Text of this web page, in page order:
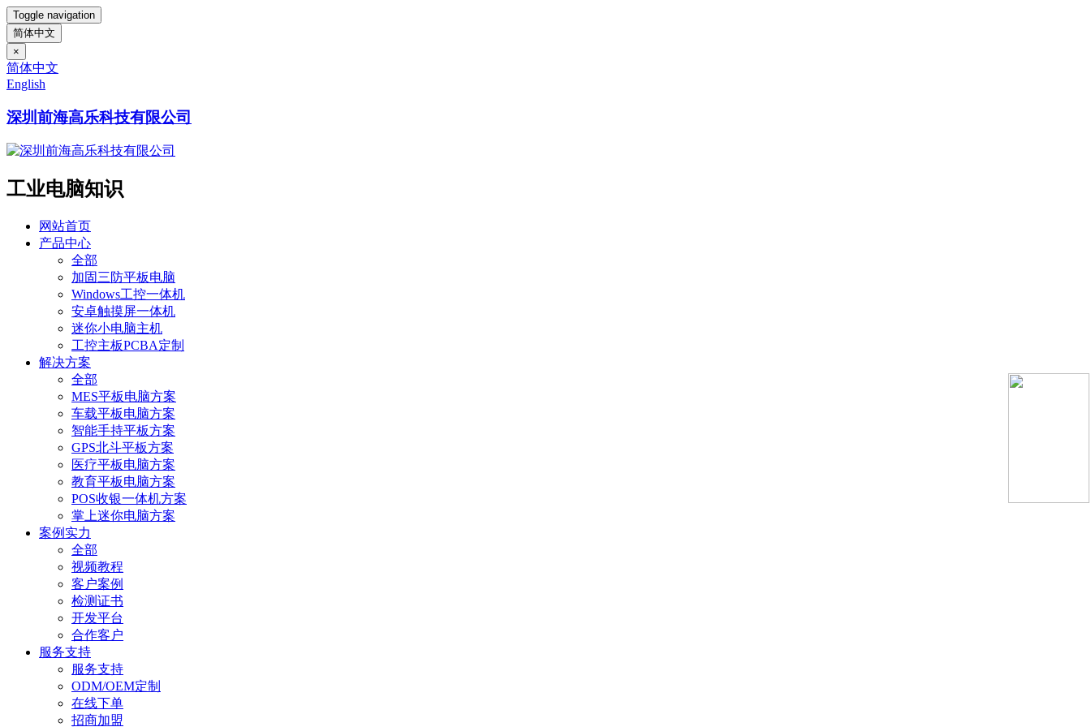
Toggle navigation
简体中文
×
简体中文
English
深圳前海高乐科技有限公司
工业电脑知识
网站首页
产品中心
全部
加固三防平板电脑
Windows工控一体机
安卓触摸屏一体机
迷你小电脑主机
工控主板PCBA定制
解决方案
全部
MES平板电脑方案
车载平板电脑方案
智能手持平板方案
GPS北斗平板方案
医疗平板电脑方案
教育平板电脑方案
POS收银一体机方案
掌上迷你电脑方案
案例实力
全部
视频教程
客户案例
检测证书
开发平台
合作客户
服务支持
服务支持
ODM/OEM定制
在线下单
招商加盟